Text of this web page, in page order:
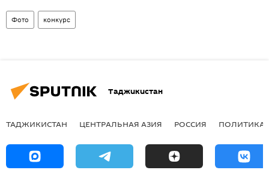
Фото конкурс
Таджикистан
ТАДЖИКИСТАН ЦЕНТРАЛЬНАЯ АЗИЯ РОССИЯ ПОЛИТИКА